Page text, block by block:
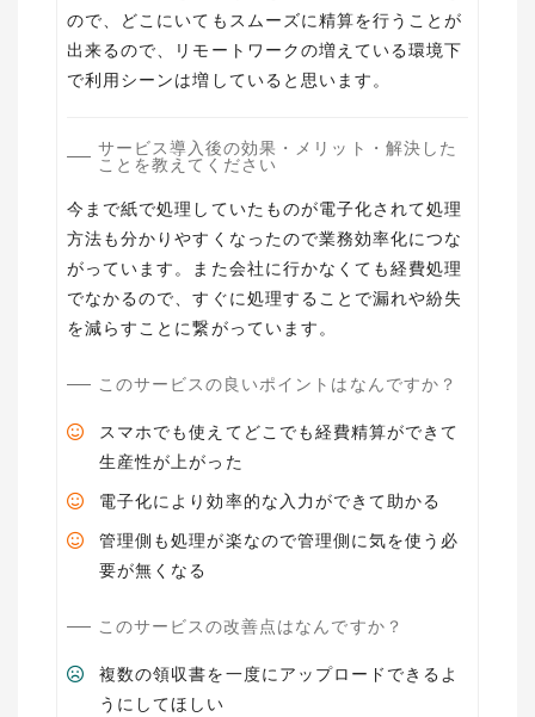
ので、どこにいてもスムーズに精算を行うことが
出来るので、リモートワークの増えている環境下
で利用シーンは増していると思います。
サービス導入後の効果・メリット・解決した
ことを教えてください
今まで紙で処理していたものが電子化されて処理
方法も分かりやすくなったので業務効率化につな
がっています。また会社に行かなくても経費処理
でなかるので、すぐに処理することで漏れや紛失
を減らすことに繋がっています。
このサービスの良いポイントはなんですか？
スマホでも使えてどこでも経費精算ができて
生産性が上がった
電子化により効率的な入力ができて助かる
管理側も処理が楽なので管理側に気を使う必
要が無くなる
このサービスの改善点はなんですか？
複数の領収書を一度にアップロードできるよ
うにしてほしい